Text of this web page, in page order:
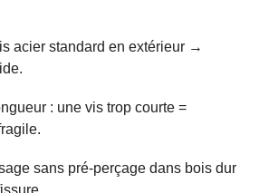
acier standard en extérieur →
: une vis trop courte =
sans pré-perçage dans bois dur